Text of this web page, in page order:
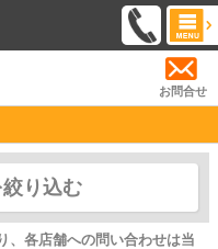
お問合せ
り込む
、各店舗への問い合わせは当